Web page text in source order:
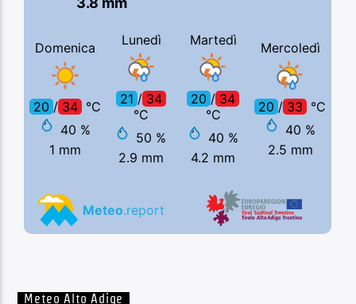
Meteo Alto Adige